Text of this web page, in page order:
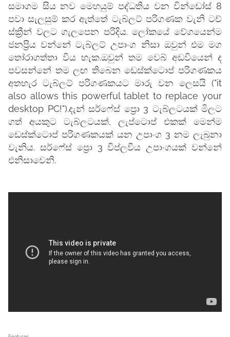
සමාගම සිය නව මෙහයුම් පද්ධතිය වන වින්ඩෝස් 8
පවා සැලසුම් කර ඇත්තේ ටැබ්ලට් පරිගණක වැනි ටච්
ස්ක්‍රීන් වලට ගැලපෙන පරිදිය. ලෝකයේ වේගයෙන්ම
ජනප්‍රිය වන්නේ ටැබ්ලට් උපාංග නිසා ඔවුන් එම මග
‍තෝරාගත්තා විය හැක.ඔවුන් තම වෙබ් අඩවියෙන් ද
පවසන්නේ තම ලඟ තිබෙන ඩෙස්ක්ටොප් පරිගණකය
අතහැර ටැබ්ලට් පරිගණකයට මාරු වන ලෙසයි ("it
also allows this powerful tablet to replace your
desktop PC!").දැන් සර්ෆේස් ප්‍රො 3 ටැබ්ලටයක් මිලට
ගත් අයකුට ටැබ්ලටයක්, ලැප්ටොප් එකක් මෙන්ම
ඩෙස්ක්ටොප් පරිගණකයක් යන උපාංග 3 නම ලැබුනා
වැනිය. සර්ෆේස් ප්‍රො 3 විප්ලවීය උපාංගයක් වන්නේ
එනිසාවෙනි.